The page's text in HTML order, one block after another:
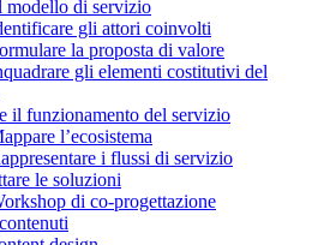
modello di servizio
gli attori coinvolti
la proposta di valore
gli elementi costitutivi del
il funzionamento del servizio
l’ecosistema
i flussi di servizio
le soluzioni
di co-progettazione